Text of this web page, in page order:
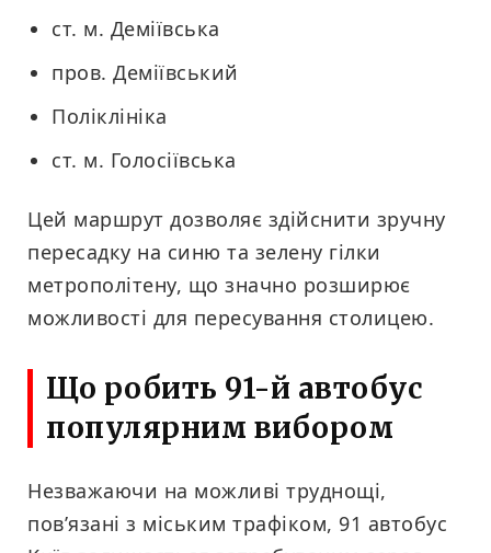
ст. м. Деміївська
пров. Деміївський
Поліклініка
ст. м. Голосіївська
Цей маршрут дозволяє здійснити зручну
пересадку на синю та зелену гілки
метрополітену, що значно розширює
можливості для пересування столицею.
Що робить 91-й автобус
популярним вибором
Незважаючи на можливі труднощі,
пов’язані з міським трафіком, 91 автобус